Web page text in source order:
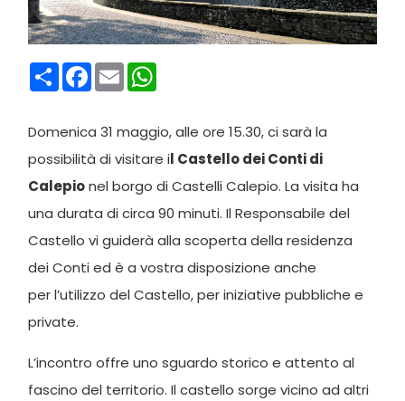
CondividiFacebook
Email
Domenica 31 maggio, alle ore 15.30, ci sarà la
possibilità di visitare il Castello dei Conti di
Calepionel borgo di Castelli Calepio. La visita ha
una durata di circa 90 minuti. Il Responsabile del
Castello vi guiderà alla scoperta della residenza
dei Conti ed è a vostra disposizione anche
per l’utilizzo del Castello, per iniziative pubbliche e
private.
L’incontro offre uno sguardo storico e attento al
fascino del territorio. Il castello sorge vicino ad altri